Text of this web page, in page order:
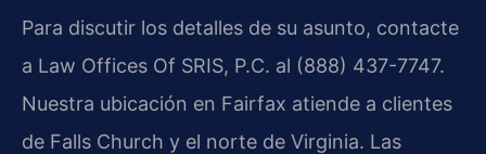
Para discutir los detalles de su asunto, contacte
a Law Offices Of SRIS, P.C. al (888) 437-7747.
Nuestra ubicación en Fairfax atiende a clientes
de Falls Church y el norte de Virginia. Las